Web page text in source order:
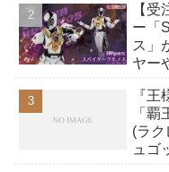
【
ー「
ス」
ヤー
『
「
(ラ
ュゴ